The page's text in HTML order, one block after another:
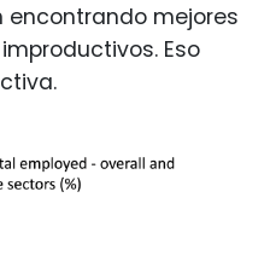
mejores
Eso